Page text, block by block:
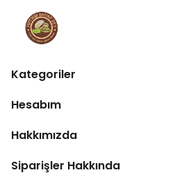
Kategoriler
Hesabım
Hakkımızda
Siparişler Hakkında